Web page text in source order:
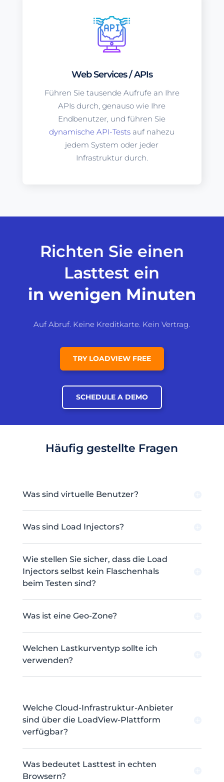
Web Services / APIs
Führen Sie tausende Aufrufe an Ihre
APIs durch, genauso wie Ihre
Endbenutzer, und führen Sie
dynamische API-Tests auf nahezu
jedem System oder jeder
Infrastruktur durch.
Richten Sie einen
Lasttest ein
in wenigen Minuten
Auf Abruf. Keine Kreditkarte. Kein Vertrag.
TRY LOADVIEW FREE
SCHEDULE A DEMO
Häufig gestellte Fragen
Was sind virtuelle Benutzer?
Was sind Load Injectors?
Wie stellen Sie sicher, dass die Load
Injectors selbst kein Flaschenhals
beim Testen sind?
Was ist eine Geo-Zone?
Welchen Lastkurventyp sollte ich
verwenden?
Welche Cloud-Infrastruktur-Anbieter
sind über die LoadView-Plattform
verfügbar?
Was bedeutet Lasttest in echten
Browsern?